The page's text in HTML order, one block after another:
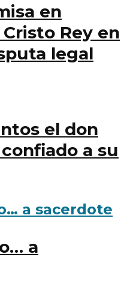
en
Rey en
legal
el don
a su
a